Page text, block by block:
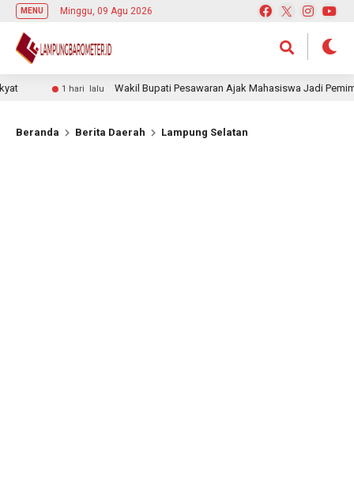
MENU Minggu, 09 Agu 2026
1 hari lalu Wakil Bupati Pesawaran Ajak Mahasiswa Jadi Pemimpin
Beranda Berita Daerah Lampung Selatan